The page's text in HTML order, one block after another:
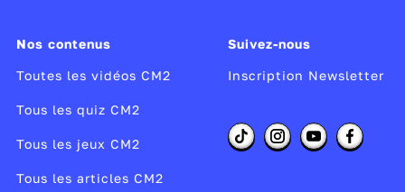
Nos contenus
Toutes les vidéos CM2
Tous les quiz CM2
Tous les jeux CM2
Tous les articles CM2
Suivez-nous
Inscription Newsletter